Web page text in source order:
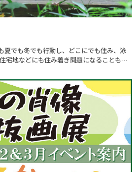
夏でも冬でも行動し、どこにでも住み、泳
宅地などにも住み着き問題になることも増